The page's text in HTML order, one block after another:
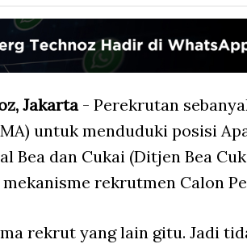
Jakarta- Perekrutan
untuk menduduki posisi
Bea dan Cukai (Ditjen Bea
rekrutmen Calon
rekrut yang lain gitu. Jadi